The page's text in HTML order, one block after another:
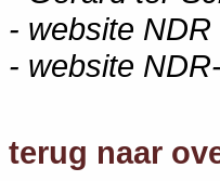
- website NDR
- website
terug naar